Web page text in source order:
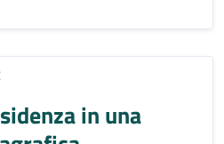
in una